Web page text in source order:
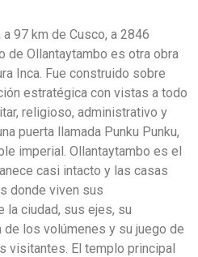
97 km de Cusco, a 2846
de Ollantaytambo es otra obra
Inca. Fue construido sobre
estratégica con vistas a todo
religioso, administrativo y
puerta llamada Punku Punku,
imperial. Ollantaytambo es el
casi intacto y las casas
donde viven sus
la ciudad, sus ejes, su
de los volúmenes y su juego de
visitantes. El templo principal